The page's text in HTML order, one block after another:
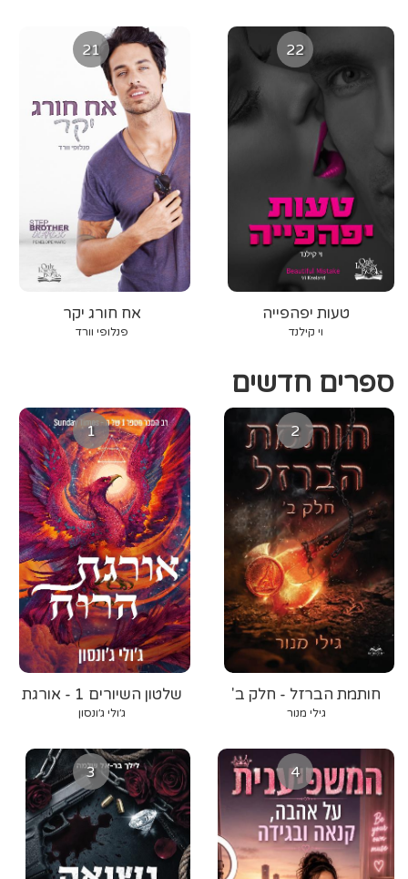
21
אח חורג יקר
פנלופי וורד
22
טעות יפהפייה
וי קילנד
ספרים חדשים
1
שלטון השיורים 1 - אורגת
הרוח
ג׳ולי ג׳ונסון
2
חותמת הברזל - חלק ב'
גילי מנור
3 4